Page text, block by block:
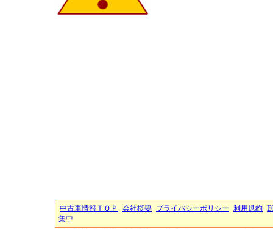
中古車情報ＴＯＰ 会社概要 プライバシーポリシー 利用規約
集中